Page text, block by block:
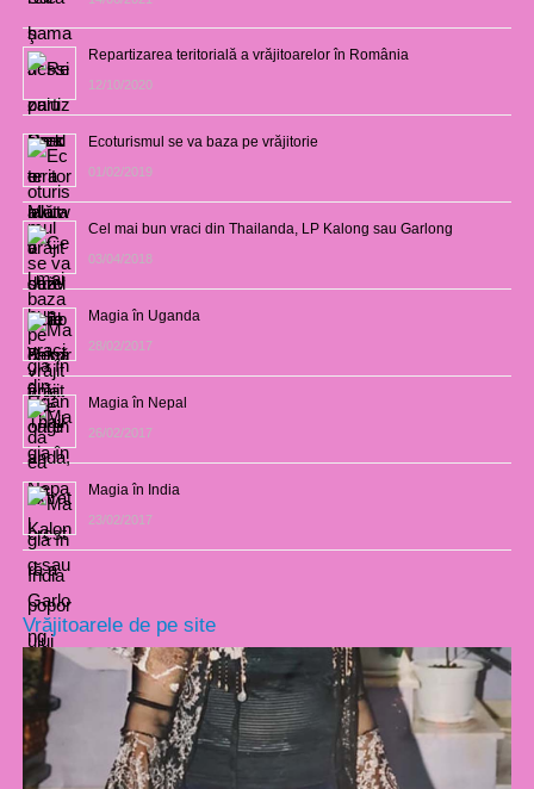
Repartizarea teritorială a vrăjitoarelor în România
12/10/2020
Ecoturismul se va baza pe vrăjitorie
01/02/2019
Cel mai bun vraci din Thailanda, LP Kalong sau Garlong
03/04/2018
Magia în Uganda
28/02/2017
Magia în Nepal
26/02/2017
Magia în India
23/02/2017
Vrăjitoarele de pe site